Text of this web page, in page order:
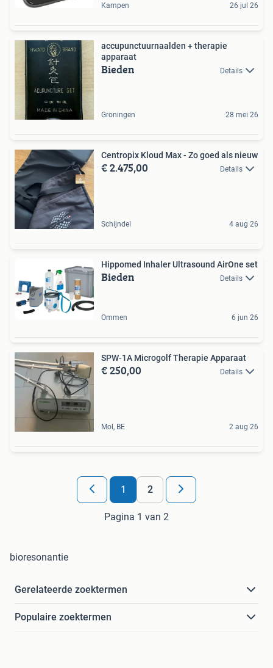
Kampen 26 jul 26
accupunctuurnaalden + therapie
apparaat
Bieden Details
Groningen 28 mei 26
Centropix Kloud Max - Zo goed als nieuw
€ 2.475,00 Details
Schijndel 4 aug 26
Hippomed Inhaler Ultrasound AirOne set
Bieden Details
Ommen 6 jun 26
SPW-1A Microgolf Therapie Apparaat
€ 250,00 Details
Mol, BE 2 aug 26
1 2
Pagina 1 van 2
bioresonantie
Gerelateerde zoektermen
Populaire zoektermen